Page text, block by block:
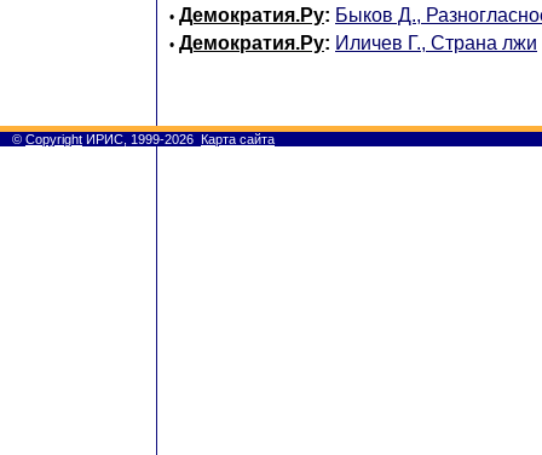
• Демократия.Ру: Быков Д.,
• Демократия.Ру: Иличев Г., Страна лжи
© Copyright ИРИС, 1999-2026 Карта сайта